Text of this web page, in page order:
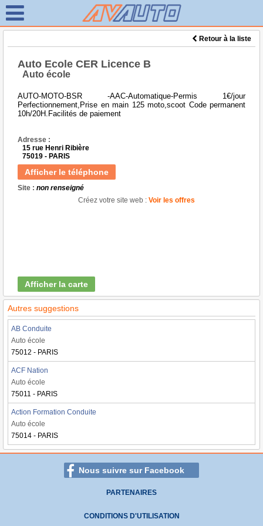
Retour à la liste
Auto Ecole CER Licence B
Auto école
AUTO-MOTO-BSR -AAC-Automatique-Permis 1€/jour
Perfectionnement,Prise en main 125 moto,scoot Code permanent
10h/20H.Facilités de paiement
Adresse :
15 rue Henri Ribière
75019 - PARIS
Afficher le téléphone
Site : non renseigné
Créez votre site web : Voir les offres
Afficher la carte
Autres suggestions
AB Conduite
Auto école
75012 - PARIS
ACF Nation
Auto école
75011 - PARIS
Action Formation Conduite
Auto école
75014 - PARIS
Nous suivre sur Facebook
PARTENAIRES
CONDITIONS D'UTILISATION